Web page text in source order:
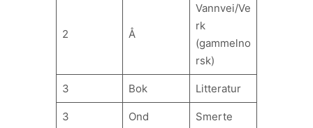
2 Å
Vannvei/Ve
rk
(gammelno
rsk)
3 Bok Litteratur
3 Ond Smerte